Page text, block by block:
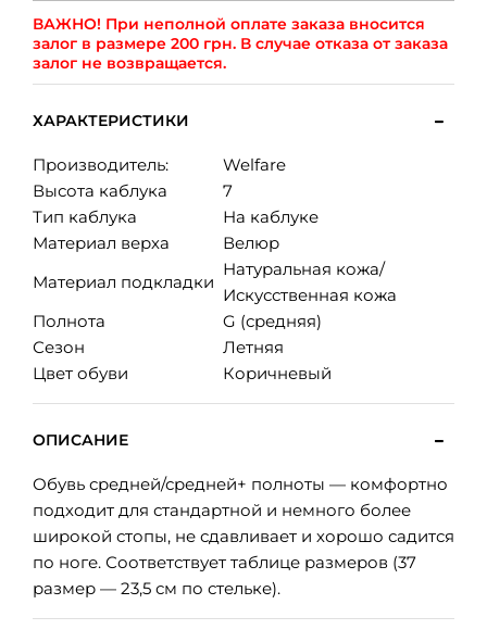
ВАЖНО! При неполной оплате заказа вносится
залог в размере 200 грн. В случае отказа от заказа
залог не возвращается.
ХАРАКТЕРИСТИКИ
Производитель:
Welfare
Высота каблука
7
Тип каблука
На каблуке
Материал верха
Велюр
Материал подкладки
Натуральная кожа/
Искусственная кожа
Полнота
G (средняя)
Сезон
Летняя
Цвет обуви
Коричневый
ОПИСАНИЕ
Обувь средней/средней+ полноты — комфортно
подходит для стандартной и немного более
широкой стопы, не сдавливает и хорошо садится
по ноге. Соответствует таблице размеров (37
размер — 23,5 см по стельке).